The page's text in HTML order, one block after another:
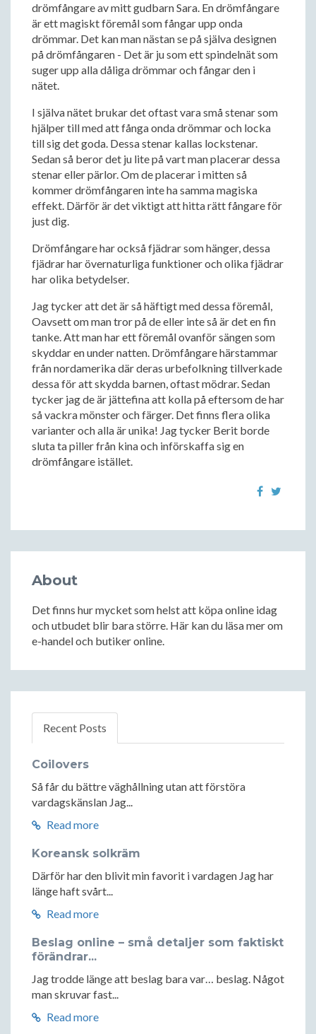
drömfångare av mitt gudbarn Sara. En drömfångare
är ett magiskt föremål som fångar upp onda
drömmar. Det kan man nästan se på själva designen
på drömfångaren - Det är ju som ett spindelnät som
suger upp alla dåliga drömmar och fångar den i
nätet.
I själva nätet brukar det oftast vara små stenar som
hjälper till med att fånga onda drömmar och locka
till sig det goda. Dessa stenar kallas lockstenar.
Sedan så beror det ju lite på vart man placerar dessa
stenar eller pärlor. Om de placerar i mitten så
kommer drömfångaren inte ha samma magiska
effekt. Därför är det viktigt att hitta rätt fångare för
just dig.
Drömfångare har också fjädrar som hänger, dessa
fjädrar har övernaturliga funktioner och olika fjädrar
har olika betydelser.
Jag tycker att det är så häftigt med dessa föremål,
Oavsett om man tror på de eller inte så är det en fin
tanke. Att man har ett föremål ovanför sängen som
skyddar en under natten. Drömfångare härstammar
från nordamerika där deras urbefolkning tillverkade
dessa för att skydda barnen, oftast mödrar. Sedan
tycker jag de är jättefina att kolla på eftersom de har
så vackra mönster och färger. Det finns flera olika
varianter och alla är unika! Jag tycker Berit borde
sluta ta piller från kina och införskaffa sig en
drömfångare istället.
About
Det finns hur mycket som helst att köpa online idag
och utbudet blir bara större. Här kan du läsa mer om
e-handel och butiker online.
Recent Posts
Coilovers
Så får du bättre väghållning utan att förstöra
vardagskänslan Jag...
Read more
Koreansk solkräm
Därför har den blivit min favorit i vardagen Jag har
länge haft svårt...
Read more
Beslag online – små detaljer som faktiskt
förändrar...
Jag trodde länge att beslag bara var… beslag. Något
man skruvar fast...
Read more